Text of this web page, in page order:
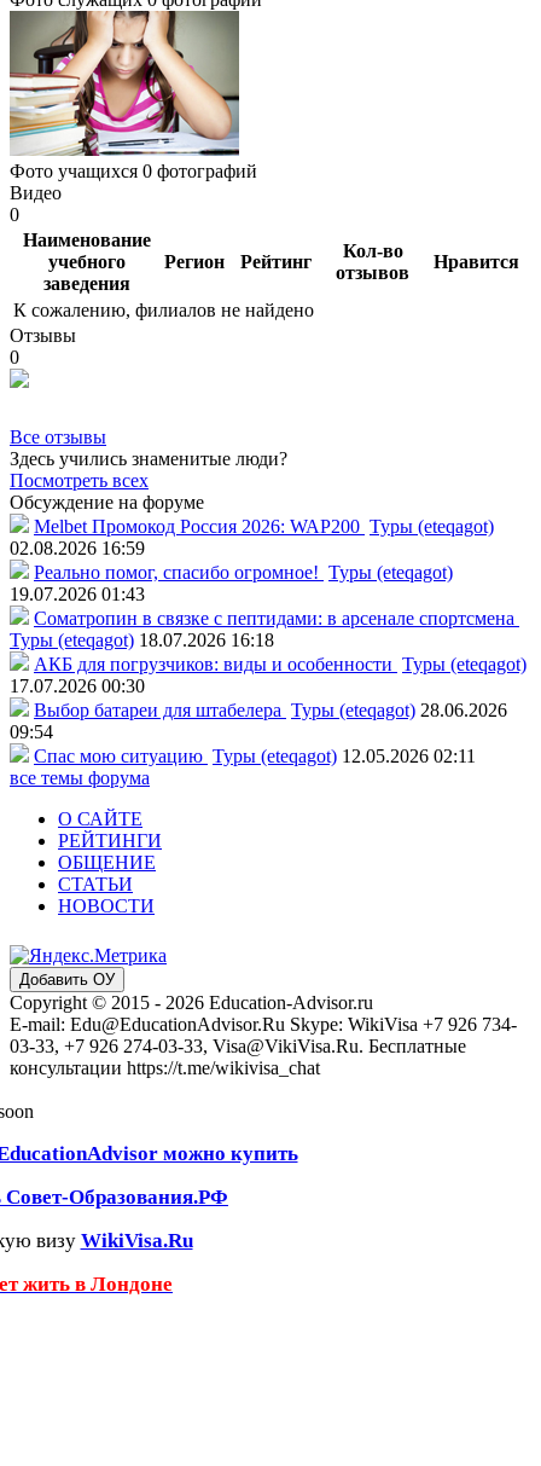
Фото учащихся 0 фотографий
Видео
0
Наименование
учебного
заведения
Регион Рейтинг
Кол-во
отзывов
Нравится
К сожалению, филиалов не найдено
Отзывы
0
Все отзывы
Здесь учились знаменитые люди?
Посмотреть всех
Обсуждение на форуме
Melbet Промокод Россия 2026: WAP200 Туры (eteqagot)
02.08.2026 16:59
Реально помог, спасибо огромное! Туры (eteqagot)
19.07.2026 01:43
Соматропин в связке с пептидами: в арсенале спортсмена
Туры (eteqagot) 18.07.2026 16:18
АКБ для погрузчиков: виды и особенности Туры (eteqagot)
17.07.2026 00:30
Выбор батареи для штабелера Туры (eteqagot) 28.06.2026
09:54
Спас мою ситуацию Туры (eteqagot) 12.05.2026 02:11
все темы форума
О САЙТЕ
РЕЙТИНГИ
ОБЩЕНИЕ
СТАТЬИ
НОВОСТИ
Добавить ОУ
Copyright © 2015 - 2026 Education-Advisor.ru
E-mail: Edu@EducationAdvisor.Ru Skype: WikiVisa +7 926 734-
03-33, +7 926 274-03-33, Visa@VikiVisa.Ru. Бесплатные
консультации https://t.me/wikivisa_chat
можно купить
Совет-Образования.РФ
визу WikiVisa.Ru
жить в Лондоне